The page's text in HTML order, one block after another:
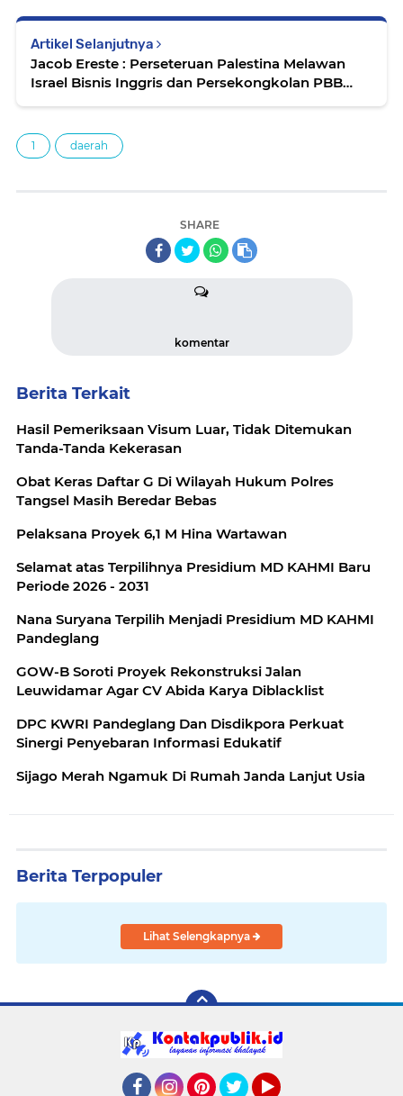
Artikel Selanjutnya
Jacob Ereste : Perseteruan Palestina Melawan
Israel Bisnis Inggris dan Persekongkolan PBB
1 daerah
SHARE
komentar
Berita Terkait
Hasil Pemeriksaan Visum Luar, Tidak Ditemukan
Tanda-Tanda Kekerasan
Obat Keras Daftar G Di Wilayah Hukum Polres
Tangsel Masih Beredar Bebas
Pelaksana Proyek 6,1 M Hina Wartawan
Selamat atas Terpilihnya Presidium MD KAHMI Baru
Periode 2026 - 2031
Nana Suryana Terpilih Menjadi Presidium MD KAHMI
Pandeglang
GOW-B Soroti Proyek Rekonstruksi Jalan
Leuwidamar Agar CV Abida Karya Diblacklist
DPC KWRI Pandeglang Dan Disdikpora Perkuat
Sinergi Penyebaran Informasi Edukatif
Sijago Merah Ngamuk Di Rumah Janda Lanjut Usia
Berita Terpopuler
Lihat Selengkapnya